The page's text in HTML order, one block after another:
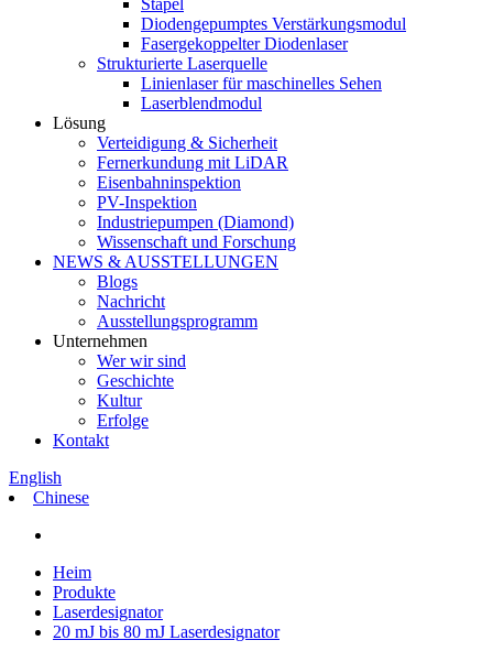
Stapel
Diodengepumptes Verstärkungsmodul
Fasergekoppelter Diodenlaser
Strukturierte Laserquelle
Linienlaser für maschinelles Sehen
Laserblendmodul
Lösung
Verteidigung & Sicherheit
Fernerkundung mit LiDAR
Eisenbahninspektion
PV-Inspektion
Industriepumpen (Diamond)
Wissenschaft und Forschung
NEWS & AUSSTELLUNGEN
Blogs
Nachricht
Ausstellungsprogramm
Unternehmen
Wer wir sind
Geschichte
Kultur
Erfolge
Kontakt
English
Chinese
Heim
Produkte
Laserdesignator
20 mJ bis 80 mJ Laserdesignator